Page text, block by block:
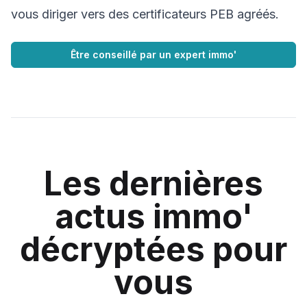
vous diriger vers des certificateurs PEB agréés.
Être conseillé par un expert immo'
Les dernières
actus immo'
décryptées pour
vous